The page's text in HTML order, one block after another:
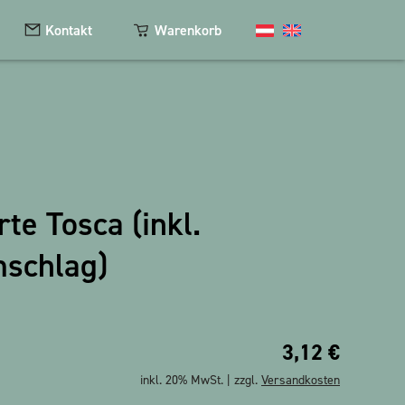
Schlüsselanhänger
Textilien
Kontakt Warenkorb
Tosca (inkl.
3,12 €
inkl. 20% MwSt. | zzgl. Versandkosten